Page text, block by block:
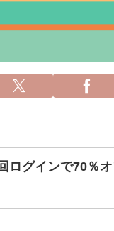
ログインで70％